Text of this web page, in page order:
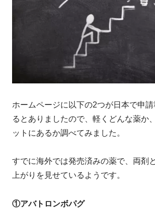
ホームページに以下の2つが日本で申
るとありましたので、軽くどんな薬か
ットにあるか調べてみました。
すでに海外では発売済みの薬で、両剤
上がりを見せているようです。
①アバトロンボパグ